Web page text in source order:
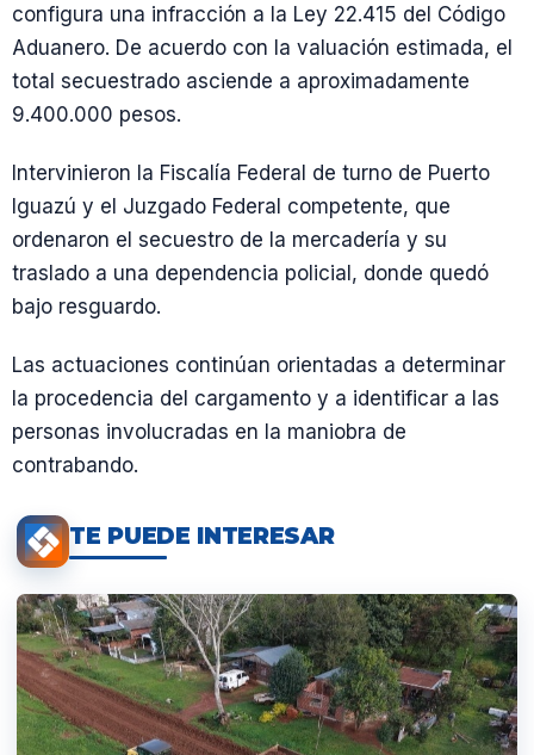
configura una infracción a la Ley 22.415 del Código
Aduanero. De acuerdo con la valuación estimada, el
total secuestrado asciende a aproximadamente
9.400.000 pesos.
Intervinieron la Fiscalía Federal de turno de Puerto
Iguazú y el Juzgado Federal competente, que
ordenaron el secuestro de la mercadería y su
traslado a una dependencia policial, donde quedó
bajo resguardo.
Las actuaciones continúan orientadas a determinar
la procedencia del cargamento y a identificar a las
personas involucradas en la maniobra de
contrabando.
TE PUEDE INTERESAR